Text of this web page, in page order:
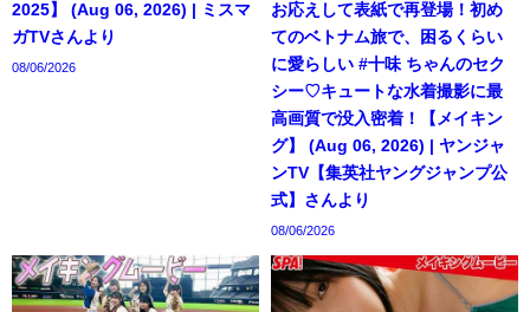
2025】 (Aug 06, 2026) | ミスマ
ガTVさんより
08/06/2026
お応えして表紙で再登場！初め
てのベトナム旅で、困るくらい
に愛らしい #十味 ちゃんのセク
シー♡キュートな水着撮影に最
高画質で没入密着！【メイキン
グ】 (Aug 06, 2026) | ヤンジャ
ンTV【集英社ヤングジャンプ公
式】さんより
08/06/2026